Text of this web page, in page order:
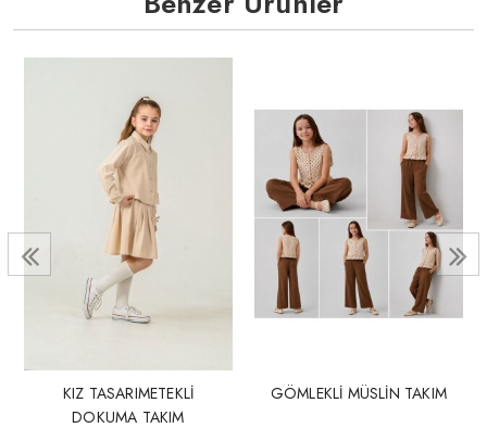
KIZ TASARIMETEKLİ
DOKUMA TAKIM
GÖMLEKLİ MÜSLİN TAKIM